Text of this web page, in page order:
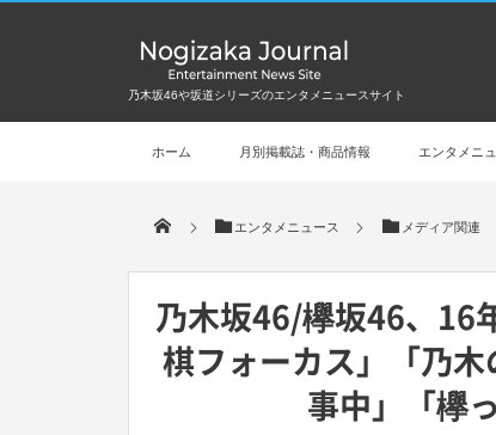
乃木坂46や坂道シリーズのエンタメニュースサイト
ホーム 月別掲載誌・商品情報 エンタメニ
エンタメニュース メディア関連
乃木坂46/欅坂46、16
棋フォーカス」「乃
事中」「欅